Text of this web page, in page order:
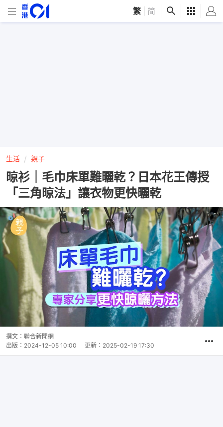
繁 简
生活 親子
晾衫｜毛巾床單難曬乾？日本花王傳授
「三角晾法」讓衣物更快曬乾
撰文： 聯合新聞網
出版： 2024-12-05 10:00 更新： 2025-02-19 17:30